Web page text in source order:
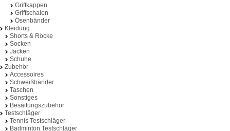
Griffkappen
Griffschalen
Ösenbänder
Kleidung
Shorts & Röcke
Socken
Jacken
Schuhe
Zubehör
Accessoires
Schweißbänder
Taschen
Sonstiges
Besaitungszubehör
Testschläger
Tennis Testschläger
Badminton Testschläger